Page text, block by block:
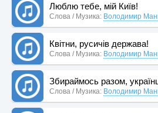
Люблю тебе, мій Київ!
Слова / Музика: Володимир
Квітни, русичів держава!
Слова / Музика: Володимир
Збираймось разом,
Слова / Музика: Володимир